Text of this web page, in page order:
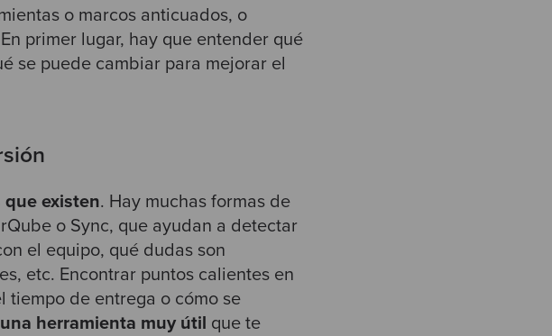
o marcos anticuados, o
primer lugar, hay que entender qué
se puede cambiar para mejorar el
existen. Hay muchas formas de
o Sync, que ayudan a detectar
el equipo, qué dudas son
etc. Encontrar puntos calientes en
tiempo de entrega o cómo se
herramienta muy útil que te